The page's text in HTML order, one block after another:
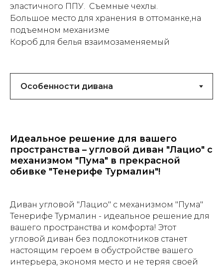
эластичного ППУ. Съемные чехлы.
Большое место для хранения в оттоманке,на
подъемном механизме
Короб для белья взаимозаменяемый
Идеальное решение для вашего
пространства – угловой диван "Лацио" с
механизмом "Пума" в прекрасной
обивке "Тенерифе Турмалин"!
Диван угловой "Лацио" с механизмом "Пума"
Тенерифе Турмалин - идеальное решение для
вашего пространства и комфорта! Этот
угловой диван без подлокотников станет
настоящим героем в обустройстве вашего
интерьера, экономя место и не теряя своей